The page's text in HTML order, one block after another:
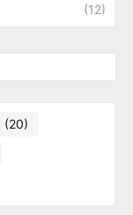
(12)
(20)